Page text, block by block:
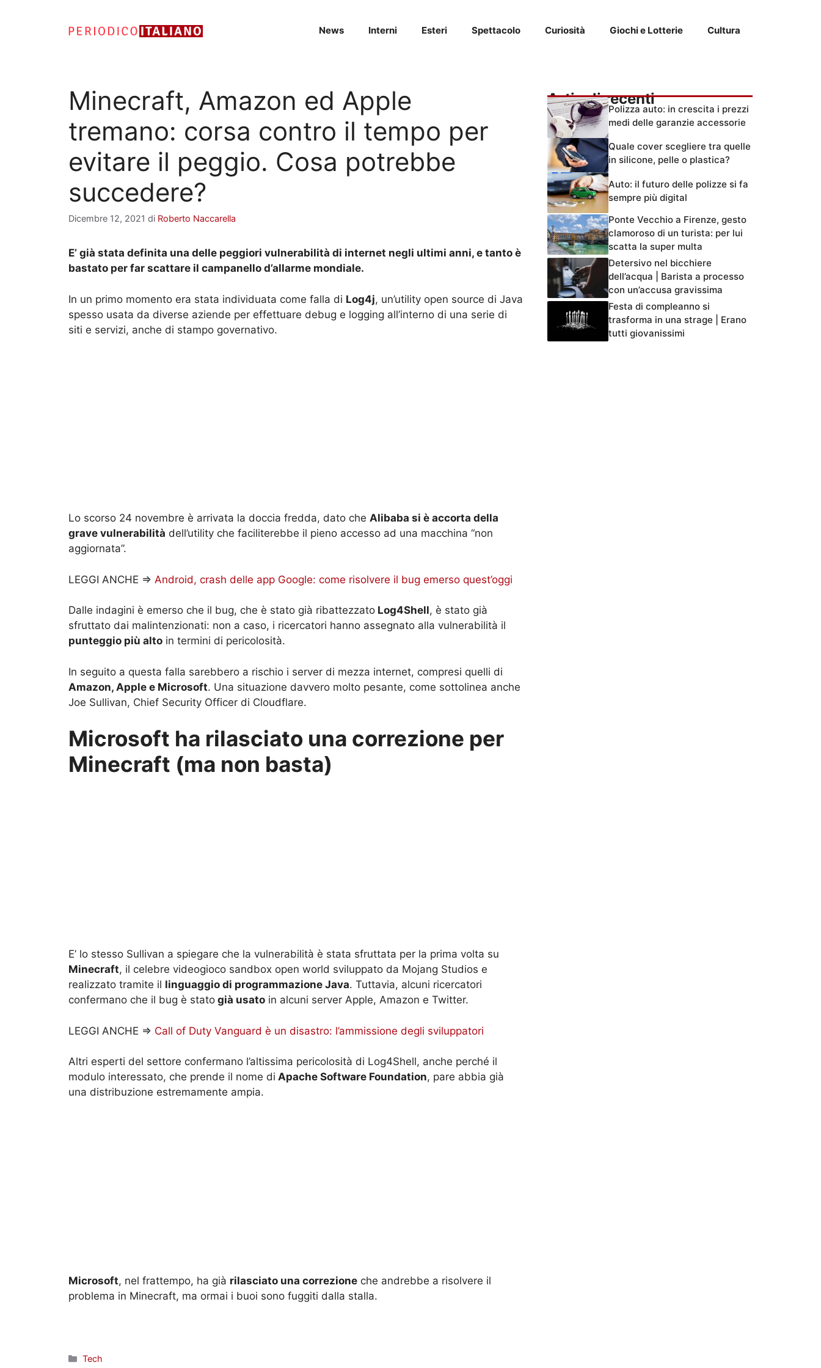
News Interni Esteri Spettacolo Curiosità Giochi e Lotterie Cultura
Minecraft, Amazon ed Apple
tremano: corsa contro il tempo per
evitare il peggio. Cosa potrebbe
succedere?
Dicembre 12, 2021 di Roberto Naccarella
E’ già stata definita una delle peggiori vulnerabilità di internet negli ultimi anni, e tanto è
bastato per far scattare il campanello d’allarme mondiale.
In un primo momento era stata individuata come falla di Log4j, un’utility open source di Java
spesso usata da diverse aziende per effettuare debug e logging all’interno di una serie di
siti e servizi, anche di stampo governativo.
Lo scorso 24 novembre è arrivata la doccia fredda, dato che Alibaba si è accorta della
grave vulnerabilità dell’utility che faciliterebbe il pieno accesso ad una macchina “non
aggiornata”.
LEGGI ANCHE => Android, crash delle app Google: come risolvere il bug emerso quest’oggi
Dalle indagini è emerso che il bug, che è stato già ribattezzato Log4Shell, è stato già
sfruttato dai malintenzionati: non a caso, i ricercatori hanno assegnato alla vulnerabilità il
punteggio più alto in termini di pericolosità.
In seguito a questa falla sarebbero a rischio i server di mezza internet, compresi quelli di
Amazon, Apple e Microsoft. Una situazione davvero molto pesante, come sottolinea anche
Joe Sullivan, Chief Security Officer di Cloudflare.
Microsoft ha rilasciato una correzione per
Minecraft (ma non basta)
E’ lo stesso Sullivan a spiegare che la vulnerabilità è stata sfruttata per la prima volta su
Minecraft, il celebre videogioco sandbox open world sviluppato da Mojang Studios e
realizzato tramite il linguaggio di programmazione Java. Tuttavia, alcuni ricercatori
confermano che il bug è stato già usato in alcuni server Apple, Amazon e Twitter.
LEGGI ANCHE => Call of Duty Vanguard è un disastro: l’ammissione degli sviluppatori
Altri esperti del settore confermano l’altissima pericolosità di Log4Shell, anche perché il
modulo interessato, che prende il nome di Apache Software Foundation, pare abbia già
una distribuzione estremamente ampia.
Microsoft, nel frattempo, ha già rilasciato una correzione che andrebbe a risolvere il
problema in Minecraft, ma ormai i buoi sono fuggiti dalla stalla.
Categorie
Tech
Articoli recenti
Polizza auto: in crescita i prezzi
medi delle garanzie accessorie
Quale cover scegliere tra quelle
in silicone, pelle o plastica?
Auto: il futuro delle polizze si fa
sempre più digital
Ponte Vecchio a Firenze, gesto
clamoroso di un turista: per lui
scatta la super multa
Detersivo nel bicchiere
dell’acqua | Barista a processo
con un’accusa gravissima
Festa di compleanno si
trasforma in una strage | Erano
tutti giovanissimi